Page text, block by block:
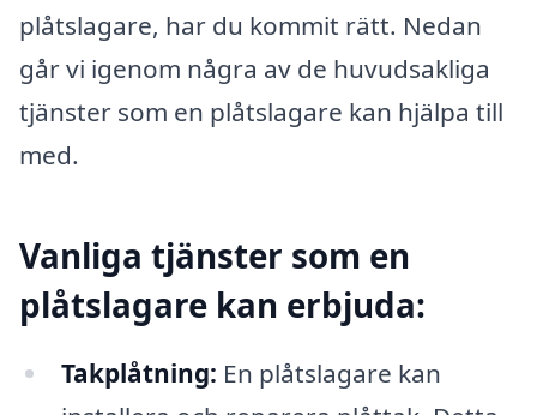
plåtslagare, har du kommit rätt. Nedan
går vi igenom några av de huvudsakliga
tjänster som en plåtslagare kan hjälpa till
med.
Vanliga tjänster som en
plåtslagare kan erbjuda:
Takplåtning: En plåtslagare kan